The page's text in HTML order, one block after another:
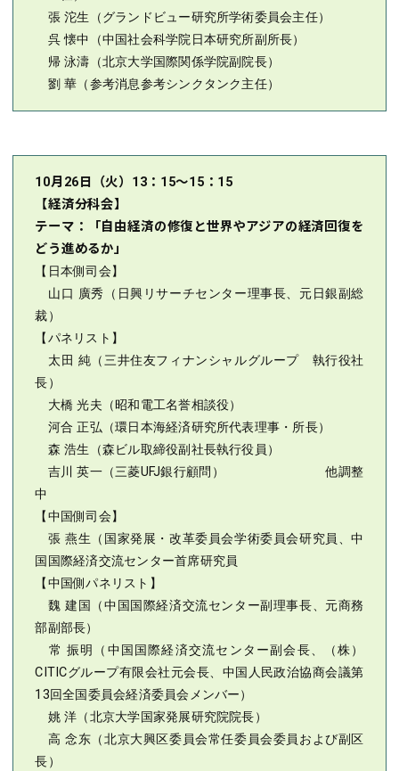
張 沱生（グランドビュー研究所学術委員会主任）
呉 懐中（中国社会科学院日本研究所副所長）
帰 泳濤（北京大学国際関係学院副院長）
劉 華（参考消息参考シンクタンク主任）
10月26日（火）13：15～15：15
【経済分科会】
テーマ：「自由経済の修復と世界やアジアの経済回復を
どう進めるか」
【日本側司会】
山口 廣秀（日興リサーチセンター理事長、元日銀副総
裁）
【パネリスト】
太田 純（三井住友フィナンシャルグループ 執行役社
長）
大橋 光夫（昭和電工名誉相談役）
河合 正弘（環日本海経済研究所代表理事・所長）
森 浩生（森ビル取締役副社長執行役員）
吉川 英一（三菱UFJ銀行顧問） 他調整
中
【中国側司会】
張 燕生（国家発展・改革委員会学術委員会研究員、中
国国際経済交流センター首席研究員
【中国側パネリスト】
魏 建国（中国国際経済交流センター副理事長、元商務
部副部長）
常 振明（中国国際経済交流センター副会長、（株）
CITICグループ有限会社元会長、中国人民政治協商会議第
13回全国委員会経済委員会メンバー）
姚 洋（北京大学国家発展研究院院長）
高 念东（北京大興区委員会常任委員会委員および副区
長）